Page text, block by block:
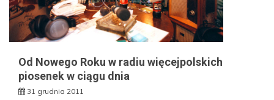
Od Nowego Roku w radiu więcejpolskich
piosenek w ciągu dnia
31 grudnia 2011